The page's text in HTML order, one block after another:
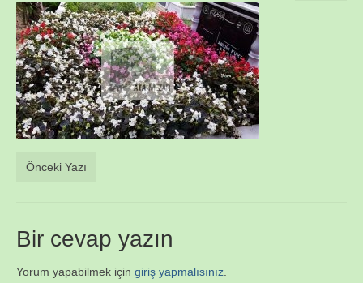
ÜRÜNLER
HİZMETLERİMİZ
FOTO GALERİ
İLETİŞİM
Önceki Yazı
Bir cevap yazın
Yorum yapabilmek için giriş yapmalısınız